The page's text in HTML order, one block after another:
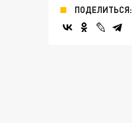
ПОДЕЛИТЬСЯ: